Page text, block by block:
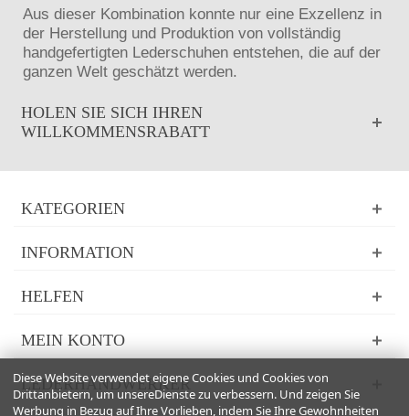
Aus dieser Kombination konnte nur eine Exzellenz in
der Herstellung und Produktion von vollständig
handgefertigten Lederschuhen entstehen, die auf der
ganzen Welt geschätzt werden.
HOLEN SIE SICH IHREN
WILLKOMMENSRABATT
KATEGORIEN
INFORMATION
HELFEN
MEIN KONTO
Diese Website verwendet eigene Cookies und Cookies von
Drittanbietern, um unsereDienste zu verbessern. Und zeigen Sie
Werbung in Bezug auf Ihre Vorlieben, indem Sie Ihre Gewohnheiten
LEDERHANDWERKER